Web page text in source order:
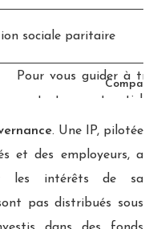
sociale paritaire
. Une IP, pilotée
et des employeurs, a
les intérêts de sa
pas distribués sous